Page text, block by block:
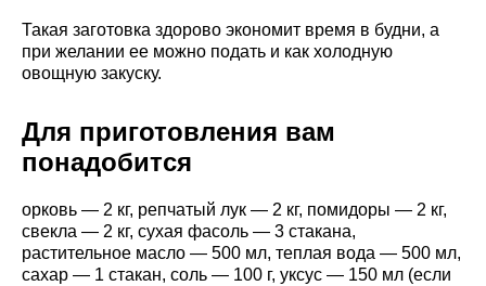
Такая заготовка здорово экономит время в будни, а
при желании ее можно подать и как холодную
овощную закуску.
Для приготовления вам
понадобится
орковь — 2 кг, репчатый лук — 2 кг, помидоры — 2 кг,
свекла — 2 кг, сухая фасоль — 3 стакана,
растительное масло — 500 мл, теплая вода — 500 мл,
сахар — 1 стакан, соль — 100 г, уксус — 150 мл (если